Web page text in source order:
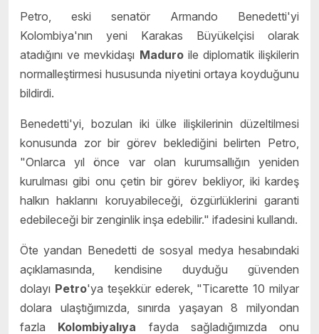
Petro, eski senatör Armando Benedetti'yi
Kolombiya'nın yeni Karakas Büyükelçisi olarak
atadığını ve mevkidaşı Maduroile diplomatik ilişkilerin
normalleştirmesi hususunda niyetini ortaya koyduğunu
bildirdi.
Benedetti'yi, bozulan iki ülke ilişkilerinin düzeltilmesi
konusunda zor bir görev beklediğini belirten Petro,
"Onlarca yıl önce var olan kurumsallığın yeniden
kurulması gibi onu çetin bir görev bekliyor, iki kardeş
halkın haklarını koruyabileceği, özgürlüklerini garanti
edebileceği bir zenginlik inşa edebilir." ifadesini kullandı.
Öte yandan Benedetti de sosyal medya hesabındaki
açıklamasında, kendisine duyduğu güvenden
dolayı Petro'ya teşekkür ederek, "Ticarette 10 milyar
dolara ulaştığımızda, sınırda yaşayan 8 milyondan
fazla Kolombiyalıya fayda sağladığımızda onu